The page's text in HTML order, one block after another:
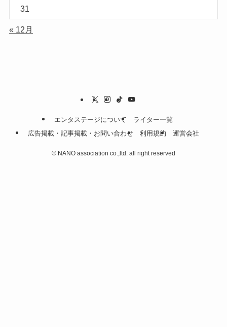
31
« 12月
エンタステージについて
ライター一覧
広告掲載・記事掲載・お問い合わせ
利用規約 運営会社
© NANO association co.,ltd. all right reserved